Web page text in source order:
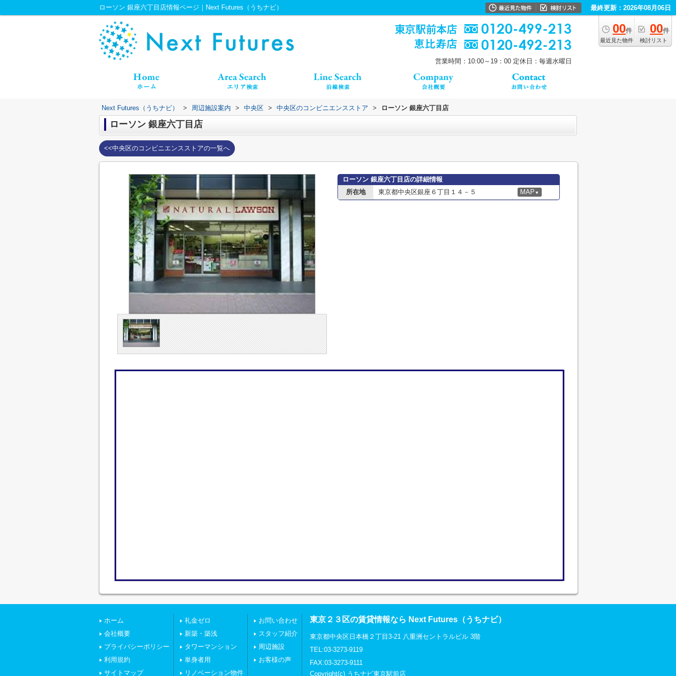
ローソン 銀座六丁目店情報ページ｜Next Futures（うちナビ） 最終更新：2026年08月06日
00件
最近見た物件
00件
検討リスト
営業時間：10:00～19：00 定休日：毎週水曜日
Next Futures（うちナビ） > 周辺施設案内 > 中央区 > 中央区のコンビニエンスストア > ローソン 銀座六丁目店
ローソン 銀座六丁目店
<<中央区のコンビニエンスストアの一覧へ
ローソン 銀座六丁目店の詳細情報
所在地
東京都中央区銀座６丁目１４－５ MAP ▼
ホーム
会社概要
プライバシーポリシー
利用規約
サイトマップ
礼金ゼロ
新築・築浅
タワーマンション
単身者用
リノベーション物件
お問い合わせ
スタッフ紹介
周辺施設
お客様の声
東京２３区の賃貸情報なら Next Futures（うちナビ）
東京都中央区日本橋２丁目3-21 八重洲セントラルビル 3階
TEL:03-3273-9119
FAX:03-3273-9111
Copyright(c) うちナビ東京駅前店